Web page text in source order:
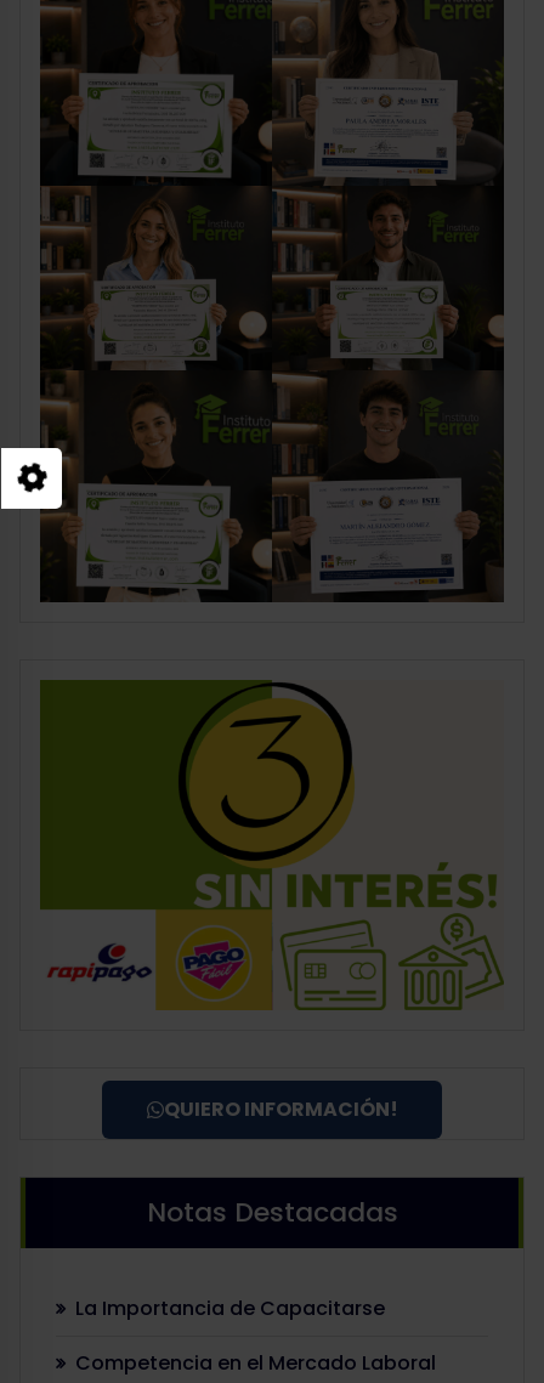
QUIERO INFORMACIÓN!
Notas Destacadas
La Importancia de Capacitarse
Competencia en el Mercado Laboral